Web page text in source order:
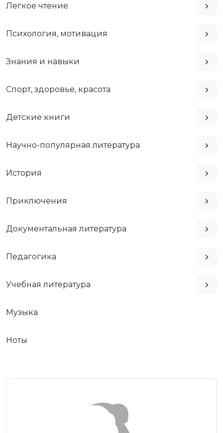
Легкое чтение
Психология, мотивация
Знания и навыки
Спорт, здоровье, красота
Детские книги
Научно-популярная литература
История
Приключения
Документальная литература
Педагогика
Учебная литература
Музыка
Ноты